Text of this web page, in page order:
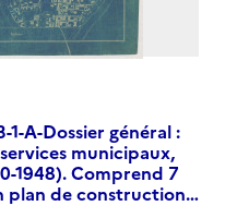
A-Dossier général :
municipaux,
1948). Comprend 7
plan de construction…